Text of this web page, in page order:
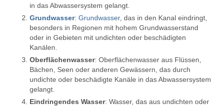
in das Abwassersystem gelangt.
Grundwasser: Grundwasser, das in den Kanal eindringt,
besonders in Regionen mit hohem Grundwasserstand
oder in Gebieten mit undichten oder beschädigten
Kanälen.
Oberflächenwasser: Oberflächenwasser aus Flüssen,
Bächen, Seen oder anderen Gewässern, das durch
undichte oder beschädigte Kanäle in das Abwassersystem
gelangt.
Eindringendes Wasser: Wasser, das aus undichten oder